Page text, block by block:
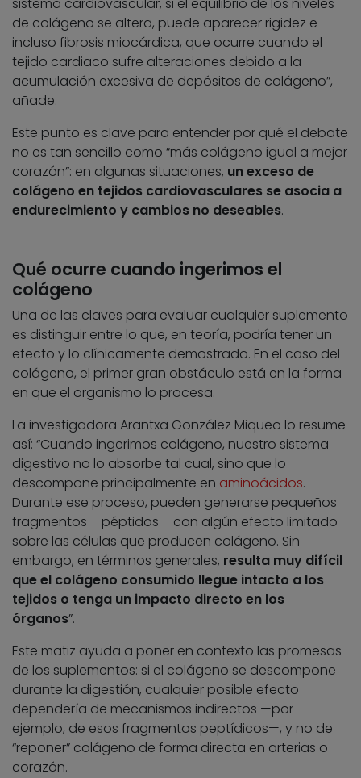
sistema cardiovascular, si el equilibrio de los niveles
de colágeno se altera, puede aparecer rigidez e
incluso fibrosis miocárdica, que ocurre cuando el
tejido cardiaco sufre alteraciones debido a la
acumulación excesiva de depósitos de colágeno”,
añade.
Este punto es clave para entender por qué el debate
no es tan sencillo como “más colágeno igual a mejor
corazón”: en algunas situaciones, un exceso de
colágeno en tejidos cardiovasculares se asocia a
endurecimiento y cambios no deseables.
Qué ocurre cuando ingerimos el
colágeno
Una de las claves para evaluar cualquier suplemento
es distinguir entre lo que, en teoría, podría tener un
efecto y lo clínicamente demostrado. En el caso del
colágeno, el primer gran obstáculo está en la forma
en que el organismo lo procesa.
La investigadora Arantxa González Miqueo lo resume
así: “Cuando ingerimos colágeno, nuestro sistema
digestivo no lo absorbe tal cual, sino que lo
descompone principalmente en aminoácidos.
Durante ese proceso, pueden generarse pequeños
fragmentos —péptidos— con algún efecto limitado
sobre las células que producen colágeno. Sin
embargo, en términos generales, resulta muy difícil
que el colágeno consumido llegue intacto a los
tejidos o tenga un impacto directo en los
órganos”.
Este matiz ayuda a poner en contexto las promesas
de los suplementos: si el colágeno se descompone
durante la digestión, cualquier posible efecto
dependería de mecanismos indirectos —por
ejemplo, de esos fragmentos peptídicos—, y no de
“reponer” colágeno de forma directa en arterias o
corazón.